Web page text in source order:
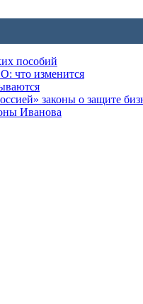
пособий
что изменится
законы о защите
Иванова